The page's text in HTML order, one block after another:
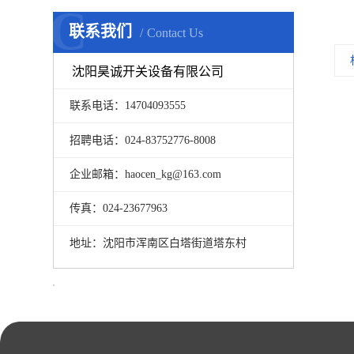
联系我们 Contact Us
C
沈阳昊诚开关设备有限公司
联系电话：14704093555
招聘电话：024-83752776-8008
企业邮箱：haocen_kg@163.com
传真：024-23677963
地址：沈阳市浑南区白塔街道塔东村